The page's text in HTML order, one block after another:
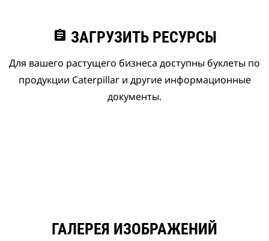
assignment ЗАГРУЗИТЬ РЕСУРСЫ
Для вашего растущего бизнеса доступны буклеты по
продукции Caterpillar и другие информационные
документы.
ГАЛЕРЕЯ ИЗОБРАЖЕНИЙ